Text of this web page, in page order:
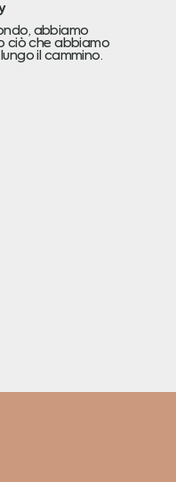
abbiamo
che abbiamo
il cammino.